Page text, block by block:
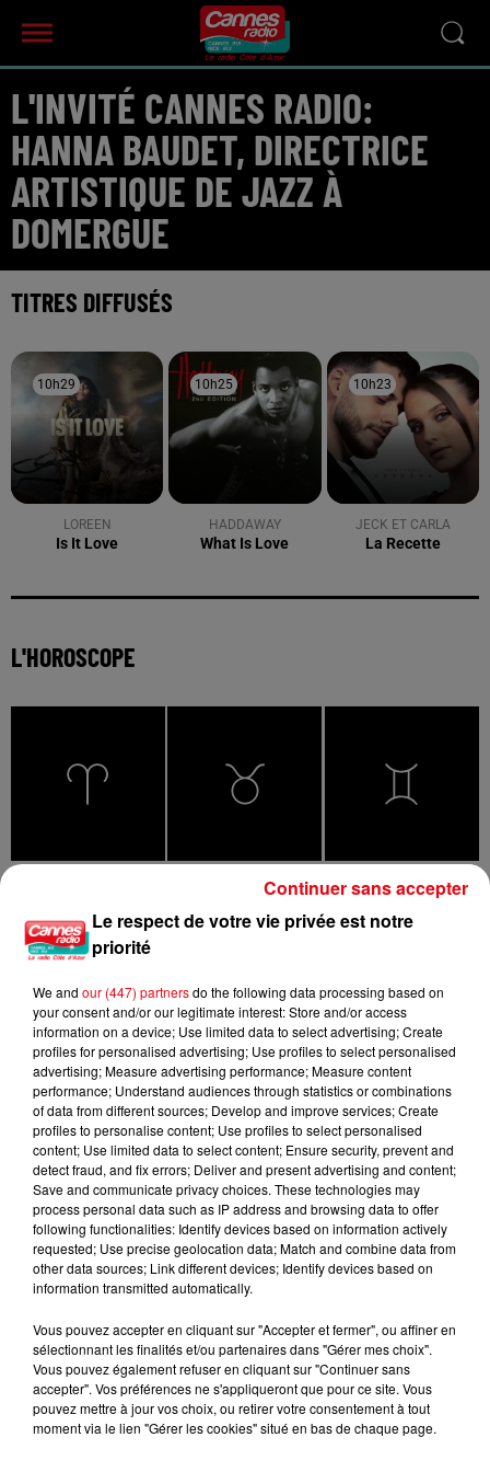
L'INVITÉ CANNES RADIO:
HANNA BAUDET, DIRECTRICE
ARTISTIQUE DE JAZZ À
DOMERGUE
TITRES DIFFUSÉS
10h29
10h29
LOREEN
Is It Love
10h25
10h25
HADDAWAY
What Is Love
10h23
10h23
JECK ET CARLA
La Recette
L'HOROSCOPE
Taureau Gémeaux
Cancer Lion Vierge
Balance Scorpion Sagittaire
Capricorne Verseau Poissons
Le respect de votre vie privée est notre
priorité
We and our (447) partnersdo the following data processing based on
your consent and/or our legitimate interest: Store and/or access
information on a device; Use limited data to select advertising; Create
profiles for personalised advertising; Use profiles to select personalised
advertising; Measure advertising performance; Measure content
performance; Understand audiences through statistics or combinations
of data from different sources; Develop and improve services; Create
profiles to personalise content; Use profiles to select personalised
content; Use limited data to select content; Ensure security, prevent and
detect fraud, and fix errors; Deliver and present advertising and content;
Save and communicate privacy choices. These technologies may
process personal data such as IP address and browsing data to offer
following functionalities: Identify devices based on information actively
requested; Use precise geolocation data; Match and combine data from
other data sources; Link different devices; Identify devices based on
information transmitted automatically.
Vous pouvez accepter en cliquant sur "Accepter et fermer", ou affiner en
sélectionnant les finalités et/ou partenaires dans "Gérer mes choix".
Vous pouvez également refuser en cliquant sur "Continuer sans
accepter". Vos préférences ne s'appliqueront que pour ce site. Vous
pouvez mettre à jour vos choix, ou retirer votre consentement à tout
moment via le lien "Gérer les cookies" situé en bas de chaque page.
Continuer sans accepter